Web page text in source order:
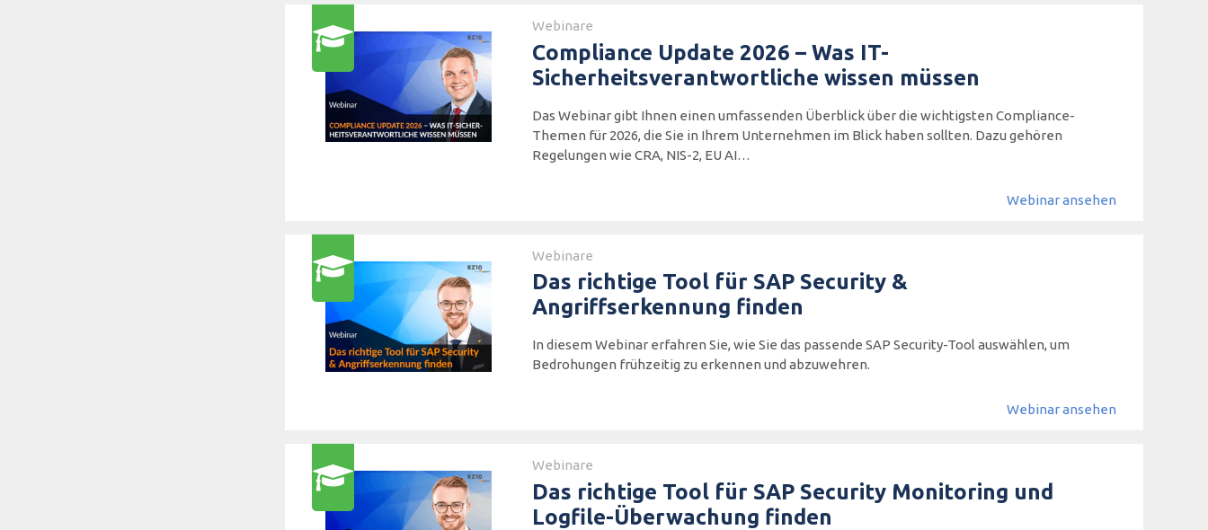
Webinare
Compliance Update 2026 – Was IT-
Sicherheitsverantwortliche wissen müssen
Das Webinar gibt Ihnen einen umfassenden Überblick über die wichtigsten Compliance-
Themen für 2026, die Sie in Ihrem Unternehmen im Blick haben sollten. Dazu gehören
Regelungen wie CRA, NIS-2, EU AI…
Webinar ansehen
Webinare
Das richtige Tool für SAP Security &
Angriffserkennung finden
In diesem Webinar erfahren Sie, wie Sie das passende SAP Security-Tool auswählen, um
Bedrohungen frühzeitig zu erkennen und abzuwehren.
Webinar ansehen
Webinare
Das richtige Tool für SAP Security Monitoring und
Logfile-Überwachung finden